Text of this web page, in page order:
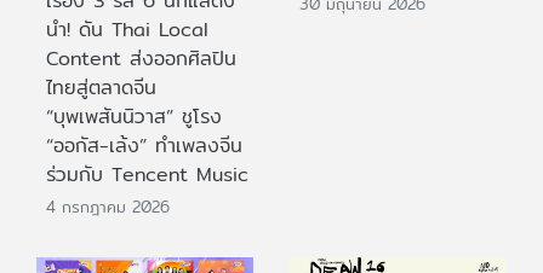
นำ! ดัน Thai Local
Content ส่งออกศิลปิน
ไทยสู่ตลาดจีน
“บุพเพสันนิวาส” ชูโรง
“ออกัส-เล้ง” ทำเพลงจีน
ร่วมกับ Tencent Music
4 กรกฎาคม 2026